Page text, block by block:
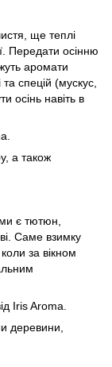
ще теплі
Передати осінню
аромати
спецій (мускус,
осінь навіть в
а також
є тютюн,
Саме взимку
за вікном
Iris Aroma.
деревини,